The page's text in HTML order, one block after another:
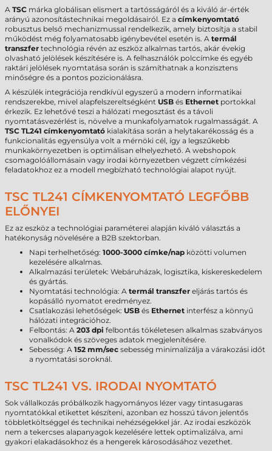
A TSC márka globálisan elismert a tartósságáról és a kiváló ár-érték
arányú azonosítástechnikai megoldásairól. Ez a címkenyomtató
robusztus belső mechanizmussal rendelkezik, amely biztosítja a stabil
működést még folyamatosabb igénybevétel esetén is. A termál
transzfer technológia révén az eszköz alkalmas tartós, akár évekig
olvasható jelölések készítésére is. A felhasználók polccímke és egyéb
raktári jelölések nyomtatása során is számíthatnak a konzisztens
minőségre és a pontos pozicionálásra.
A készülék integrációja rendkívül egyszerű a modern informatikai
rendszerekbe, mivel alapfelszereltségként USB és Ethernet portokkal
érkezik. Ez lehetővé teszi a hálózati megosztást és a távoli
nyomtatásvezérlést is, növelve a munkafolyamatok rugalmasságát. A
TSC TL241 címkenyomtató kialakítása során a helytakarékosság és a
funkcionalitás egyensúlya volt a mérnöki cél, így a legszűkebb
munkakörnyezetben is optimálisan elhelyezhető. A webshopok
csomagolóállomásain vagy irodai környezetben végzett címkézési
feladatokhoz ez a modell megbízható technológiai alapot nyújt.
TSC TL241 CÍMKENYOMTATÓ LEGFŐBB
ELŐNYEI
Ez az eszköz a technológiai paraméterei alapján kiváló választás a
hatékonyság növelésére a B2B szektorban.
Napi terhelhetőség: 1000-3000 címke/nap közötti volumen
kezelésére alkalmas.
Alkalmazási területek: Webáruházak, logisztika, kiskereskedelem
és gyártás.
Nyomtatási technológia: A termál transzfer eljárás tartós és
kopásálló nyomatot eredményez.
Csatlakozási lehetőségek: USB és Ethernet interfész a könnyű
hálózati integrációhoz.
Felbontás: A 203 dpi felbontás tökéletesen alkalmas szabványos
vonalkódok és szöveges adatok megjelenítésére.
Sebesség: A 152 mm/sec sebesség minimalizálja a várakozási időt
a nyomtatási soroknál.
TSC TL241 VS. IRODAI NYOMTATÓ
Sok vállalkozás próbálkozik hagyományos lézer vagy tintasugaras
nyomtatókkal etikettet készíteni, azonban ez hosszú távon jelentős
többletköltséggel és technikai nehézségekkel jár. Az irodai eszközök
nem a tekercses alapanyagok kezelésére lettek optimalizálva, ami
gyakori elakadásokhoz és a hengerek károsodásához vezethet.